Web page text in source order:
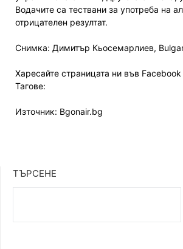
Водачите са тествани за употреба на
отрицателен резултат.
Снимка: Димитър Кьосемарлиев,
Харесайте страницата ни във Facebook
Тагове:
Източник: Bgonair.bg
ТЪРСЕНЕ